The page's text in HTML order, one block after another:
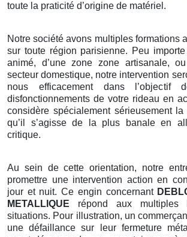
toute la praticité d’origine de matériel.
Notre société avons multiples formations
sur toute région parisienne. Peu
animé, d’une zone zone artisanale,
secteur domestique, notre intervention
nous efficacement dans l’objectif
disfonctionnements de votre rideau en
considère spécialement sérieusement la
qu’il s’agisse de la plus banale en
critique.
Au sein de cette orientation, notre
promettre une intervention action en
jour et nuit. Ce engin concernant
METALLIQUE répond aux multiples
situations. Pour illustration, un
une défaillance sur leur fermeture